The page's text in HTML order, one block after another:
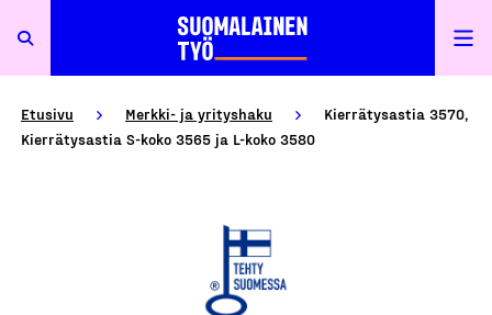
Etusivu Merkki- ja yrityshaku
Kierrätysastia 3570,
Kierrätysastia S-koko 3565 ja L-koko 3580